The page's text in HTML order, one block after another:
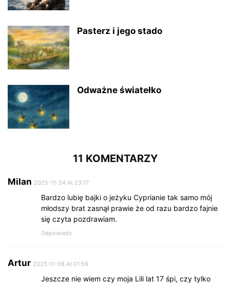
Pasterz i jego stado
Odważne światełko
11 KOMENTARZY
Milan 2025-11-24 At 23:17
Bardzo lubię bajki o jeżyku Cyprianie tak samo mój
młodszy brat zasnął prawie że od razu bardzo fajnie
się czyta pozdrawiam.
Odpowiedz
Artur 2025-11-08 At 01:59
Jeszcze nie wiem czy moja Lili lat 17 śpi, czy tylko